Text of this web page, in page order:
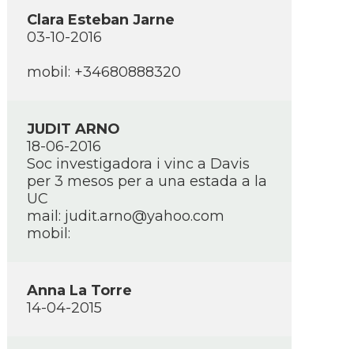
Clara Esteban Jarne
03-10-2016
mobil: +34680888320
JUDIT ARNO
18-06-2016
Soc investigadora i vinc a Davis
per 3 mesos per a una estada a la
UC
mail: judit.arno@yahoo.com
mobil:
Anna La Torre
14-04-2015